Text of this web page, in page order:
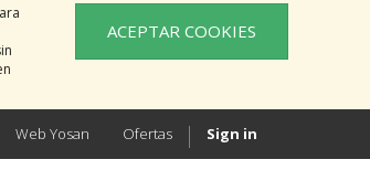
ACEPTAR COOKIES
Web Yosan Ofertas Sign in